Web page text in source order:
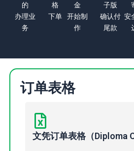
的
办理业
务
格
下单
金
开始制
作
子版
确认付
尾款
安
订单表格
文凭订单表格（Diploma